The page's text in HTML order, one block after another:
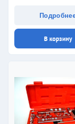
В корзину